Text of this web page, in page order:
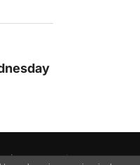
lo que muestra